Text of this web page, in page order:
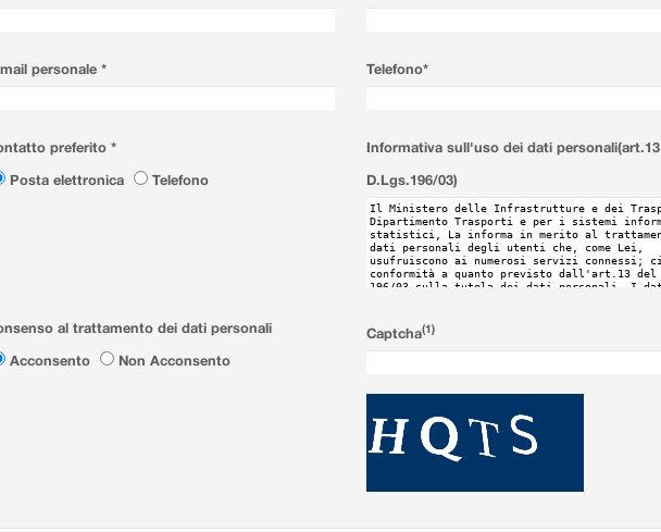
personale * Telefono*
preferito *
Posta elettronica
Telefono
Informativa sull'uso dei dati personali(art.13
D.Lgs.196/03)
al trattamento dei dati personali
Acconsento
Non Acconsento
Captcha(1)